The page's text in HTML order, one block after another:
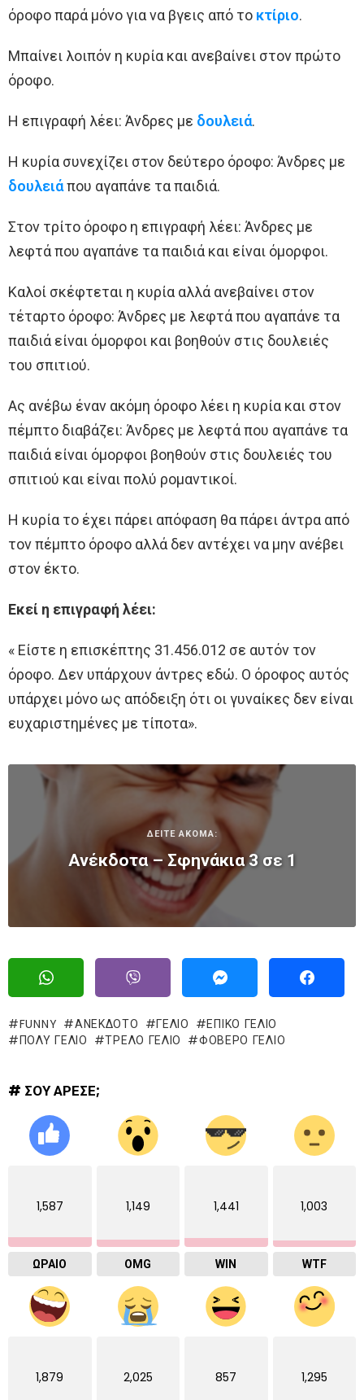
όροφο παρά μόνο για να βγεις από το κτίριο.
Μπαίνει λοιπόν η κυρία και ανεβαίνει στον πρώτο
όροφο.
Η επιγραφή λέει: Άνδρες με δουλειά.
Η κυρία συνεχίζει στον δεύτερο όροφο: Άνδρες με
δουλειάπου αγαπάνε τα παιδιά.
Στον τρίτο όροφο η επιγραφή λέει: Άνδρες με
λεφτά που αγαπάνε τα παιδιά και είναι όμορφοι.
Καλοί σκέφτεται η κυρία αλλά ανεβαίνει στον
τέταρτο όροφο: Άνδρες με λεφτά που αγαπάνε τα
παιδιά είναι όμορφοι και βοηθούν στις δουλειές
του σπιτιού.
Ας ανέβω έναν ακόμη όροφο λέει η κυρία και στον
πέμπτο διαβάζει: Άνδρες με λεφτά που αγαπάνε τα
παιδιά είναι όμορφοι βοηθούν στις δουλειές του
σπιτιού και είναι πολύ ρομαντικοί.
Η κυρία το έχει πάρει απόφαση θα πάρει άντρα από
τον πέμπτο όροφο αλλά δεν αντέχει να μην ανέβει
στον έκτο.
Εκεί η επιγραφή λέει:
« Είστε η επισκέπτης 31.456.012 σε αυτόν τον
όροφο. Δεν υπάρχουν άντρες εδώ. Ο όροφος αυτός
υπάρχει μόνο ως απόδειξη ότι οι γυναίκες δεν είναι
ευχαριστημένες με τίποτα».
ΔΕΙΤΕ ΑΚΟΜΑ:
Ανέκδοτα – Σφηνάκια 3 σε 1
FUNNY ΑΝΕΚΔΟΤΟ ΓΈΛΙΟ
ΕΠΙΚΌ ΓΈΛΙΟ
ΠΟΛΥ ΓΕΛΙΟ
ΤΡΕΛΌ ΓΈΛΙΟ ΦΟΒΕΡΟ ΓΕΛΙΟ
# ΣΟΥ ΑΡΕΣΕ;
1,587
ΩΡΑΙΟ
1,149
OMG
1,441
WIN
1,003
WTF
1,879 2,025 857 1,295